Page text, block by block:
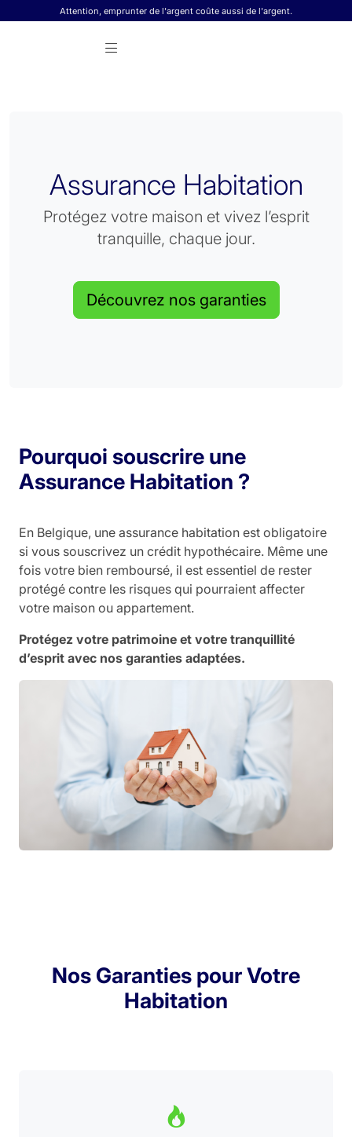
Skip to contentAttention, emprunter de l'argent coûte aussi de l'argent.
Assurance Habitation
Protégez votre maison et vivez l’esprit
tranquille, chaque jour.
Découvrez nos garanties
Pourquoi souscrire une
Assurance Habitation ?
En Belgique, une assurance habitation est obligatoire
si vous souscrivez un crédit hypothécaire. Même une
fois votre bien remboursé, il est essentiel de rester
protégé contre les risques qui pourraient affecter
votre maison ou appartement.
Protégez votre patrimoine et votre tranquillité
d’esprit avec nos garanties adaptées.
Nos Garanties pour Votre
Habitation